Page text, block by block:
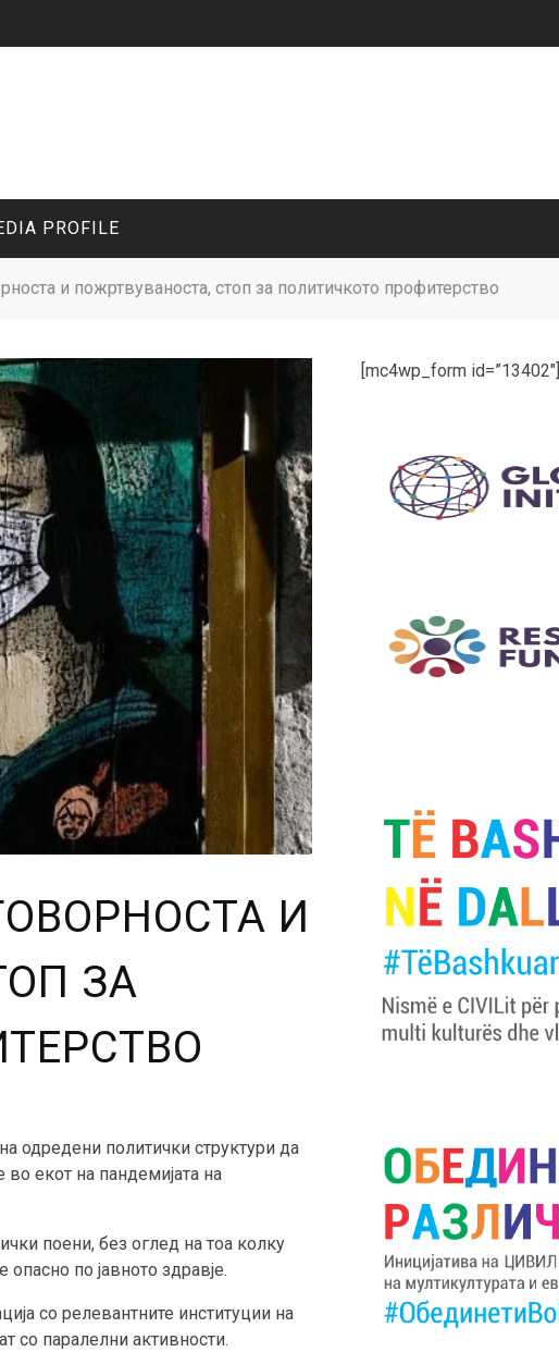
PROFILE
CHANNELS
и пожртвуваноста, стоп за политичкото профитерство
И
ЗА
одредени политички структури да
во екот на пандемијата на
поени, без оглед на тоа колку
по јавното здравје.
со релевантните институции на
со паралелни активности.
[mc4wp_form id=”13402″]